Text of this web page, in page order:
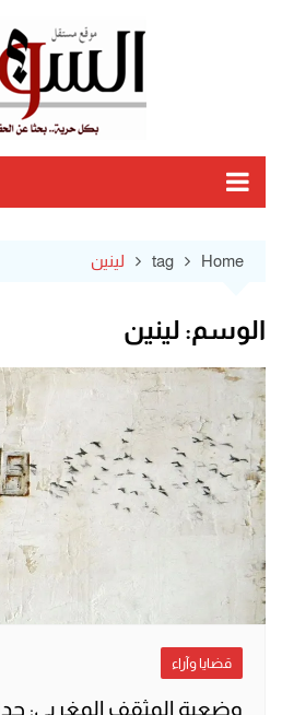
Home
tag لينين
الوسم: لينين
قضايا وآراء
وضعية المثقف المغربي: